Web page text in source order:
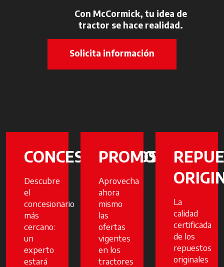
Con McCormick, tu idea de
tractor se hace realidad.
Solicita información
CONCESIONARIOS
Descubre
el
concesionario
más
cercano:
un
experto
estará
PROMOCIONES
Aprovecha
ahora
mismo
las
ofertas
vigentes
en los
tractores
La
calidad
certificada
de los
repuestos
originales